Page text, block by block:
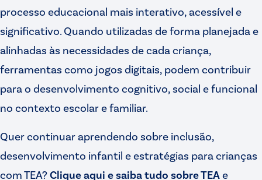
processo educacional mais interativo, acessível e
significativo. Quando utilizadas de forma planejada e
alinhadas às necessidades de cada criança,
ferramentas como jogos digitais, podem contribuir
para o desenvolvimento cognitivo, social e funcional
no contexto escolar e familiar.
Quer continuar aprendendo sobre inclusão,
desenvolvimento infantil e estratégias para crianças
com TEA?Clique aqui e saiba tudo sobre TEAe